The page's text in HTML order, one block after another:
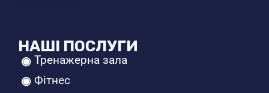
НАШІ ПОСЛУГИ
Тренажерна зала
Фітнес